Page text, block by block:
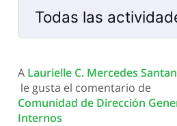
Todas las
Selected
Todas
las
actividades
A Laurielle C. Mercedes
le gusta el comentario de
Comunidad de Dirección
Internos